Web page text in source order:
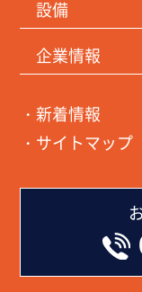
設備
企業情報
・新着情報
・サイトマップ